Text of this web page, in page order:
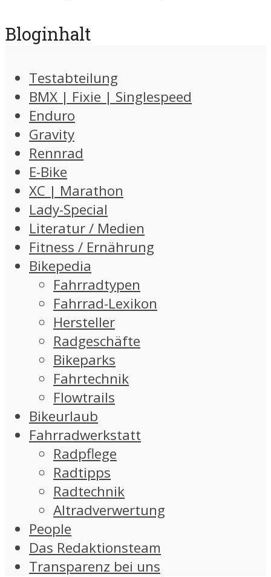
Bloginhalt
Testabteilung
BMX | Fixie | Singlespeed
Enduro
Gravity
Rennrad
E-Bike
XC | Marathon
Lady-Special
Literatur / Medien
Fitness / Ernährung
Bikepedia
Fahrradtypen
Fahrrad-Lexikon
Hersteller
Radgeschäfte
Bikeparks
Fahrtechnik
Flowtrails
Bikeurlaub
Fahrradwerkstatt
Radpflege
Radtipps
Radtechnik
Altradverwertung
People
Das Redaktionsteam
Transparenz bei uns